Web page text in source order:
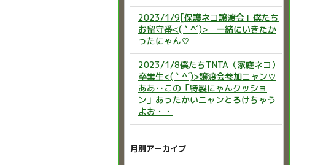
2023/1/9[保護ネコ譲渡会」僕たち
お留守番<(｀^´)> 一緒にいきたか
ったにゃん♡
2023/1/8僕たちTNTA（家庭ネコ）
卒業生<(｀^´)>譲渡会参加ニャン♡
ああ‥この「特製にゃんクッショ
ン」あったかいニャンとろけちゃう
よお・・
月別アーカイブ